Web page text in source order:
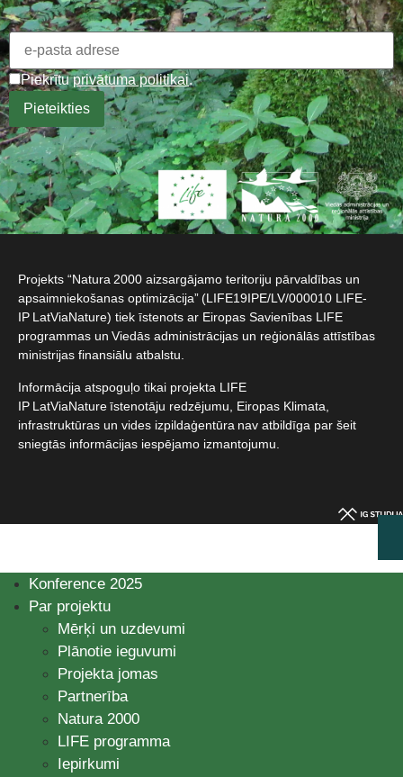
Piekrītuprivātuma politikai.
Projekts “Natura 2000 aizsargājamo teritoriju pārvaldības un
apsaimniekošanas optimizācija” (LIFE19IPE/LV/000010 LIFE-
IP LatViaNature) tiek īstenots ar Eiropas Savienības LIFE
programmas un Viedās administrācijas un reģionālās attīstības
ministrijas finansiālu atbalstu.​
Informācija atspoguļo tikai projekta LIFE
IP LatViaNature īstenotāju redzējumu, Eiropas Klimata,
infrastruktūras un vides izpildaģentūra nav atbildīga par šeit
sniegtās informācijas iespējamo izmantojumu.​
Konference 2025
Par projektu
Mērķi un uzdevumi
Plānotie ieguvumi
Projekta jomas
Partnerība
Natura 2000
LIFE programma
Iepirkumi